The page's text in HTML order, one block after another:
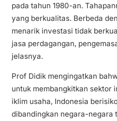
pada tahun 1980-an.
yang berkualitas. Berbeda
menarik investasi tidak
jasa perdagangan,
jelasnya.
Prof Didik mengingatkan
untuk membangkitkan sektor
iklim usaha, Indonesia
dibandingkan negara-negara